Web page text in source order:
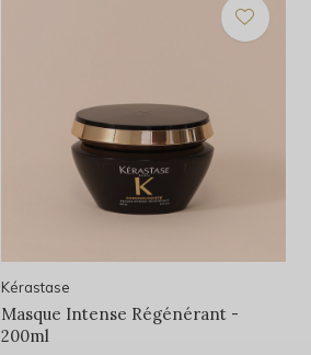
Kérastase
Masque Intense Régénérant -
200ml